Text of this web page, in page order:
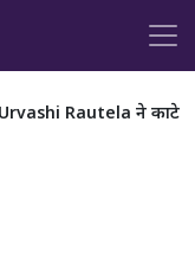
Rautela ने काटे